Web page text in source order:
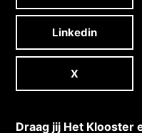
Linkedin
X
Draag jij Het Klooster